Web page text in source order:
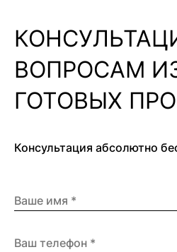
ВОПРОСАМ
ГОТОВЫХ
Консультация абсолютно